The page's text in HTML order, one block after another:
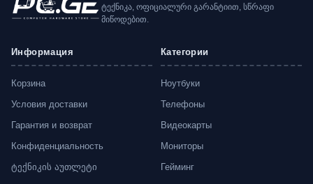
ტექნიკა, ოფიციალური გარანტიით, სწრაფი
მიწოდებით.
Информация
Корзина
Условия доставки
Гарантия и возврат
Конфиденциальность
ტექნიკის აუთლეტი
Категории
Ноутбуки
Телефоны
Видеокарты
Мониторы
Гейминг